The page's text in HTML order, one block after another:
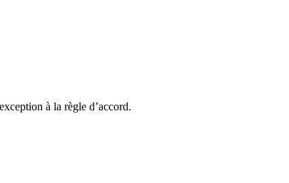
à la règle d’accord.